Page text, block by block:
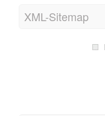
XML-Sitemap